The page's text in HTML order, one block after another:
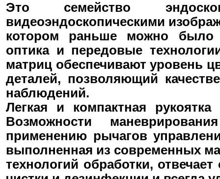
Это семейство
видеоэндоскопическими
котором раньше можно было
оптика и передовые
матриц обеспечивают уровень
деталей, позволяющий
наблюдений.
Легкая и компактная
Возможности
применению рычагов
выполненная из современных
технологий обработки,